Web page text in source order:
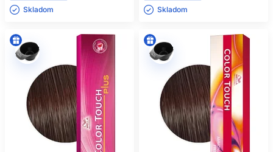
Skladom ㅤ Skladom ㅤ